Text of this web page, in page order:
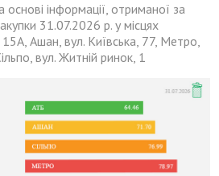
основі інформації, отриманої за
31.07.2026 р. у місцях
Ашан, вул. Київська, 77, Метро,
вул. Житній ринок, 1